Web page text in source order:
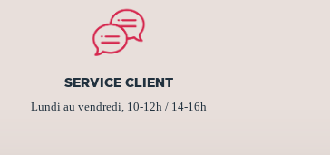
SERVICE CLIENT
Lundi au vendredi, 10-12h / 14-16h